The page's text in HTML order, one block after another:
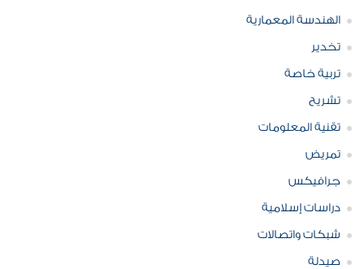
الهندسة المعمارية
تخدير
تربية خاصة
تشريح
تقنية المعلومات
تمريض
جرافيكس
دراسات إسلامية
شبكات واتصالات
صيدلة